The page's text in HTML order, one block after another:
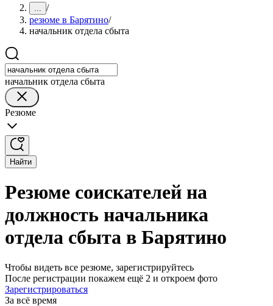
... /
резюме в Барятино/
начальник отдела сбыта
начальник отдела сбыта
Резюме
Найти
Резюме соискателей на
должность начальника
отдела сбыта в Барятино
Чтобы видеть все резюме, зарегистрируйтесь
После регистрации покажем ещё 2 и откроем фото
Зарегистрироваться
За всё время